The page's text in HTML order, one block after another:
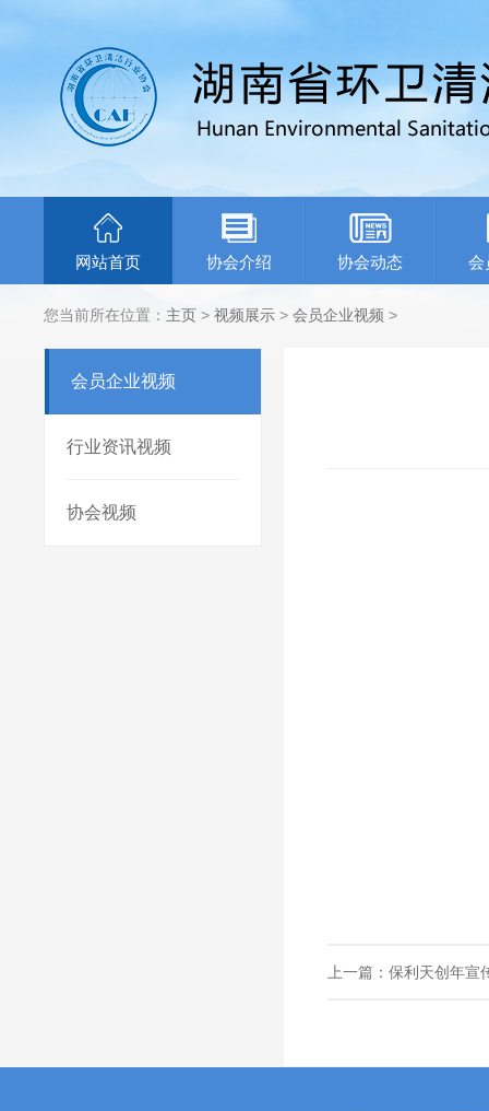
网站首页 协会介绍 协会动态 会
您当前所在位置： 主页 > 视频展示 > 会员企业视频 >
会员企业视频
行业资讯视频
协会视频
上一篇： 保利天创年宣